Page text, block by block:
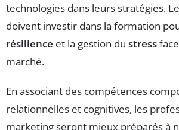
technologies dans leurs stratégies.
doivent investir dans la formation
résilience et la gestion du stress
marché.
En associant des compétences
relationnelles et cognitives, les
marketing seront mieux préparés à